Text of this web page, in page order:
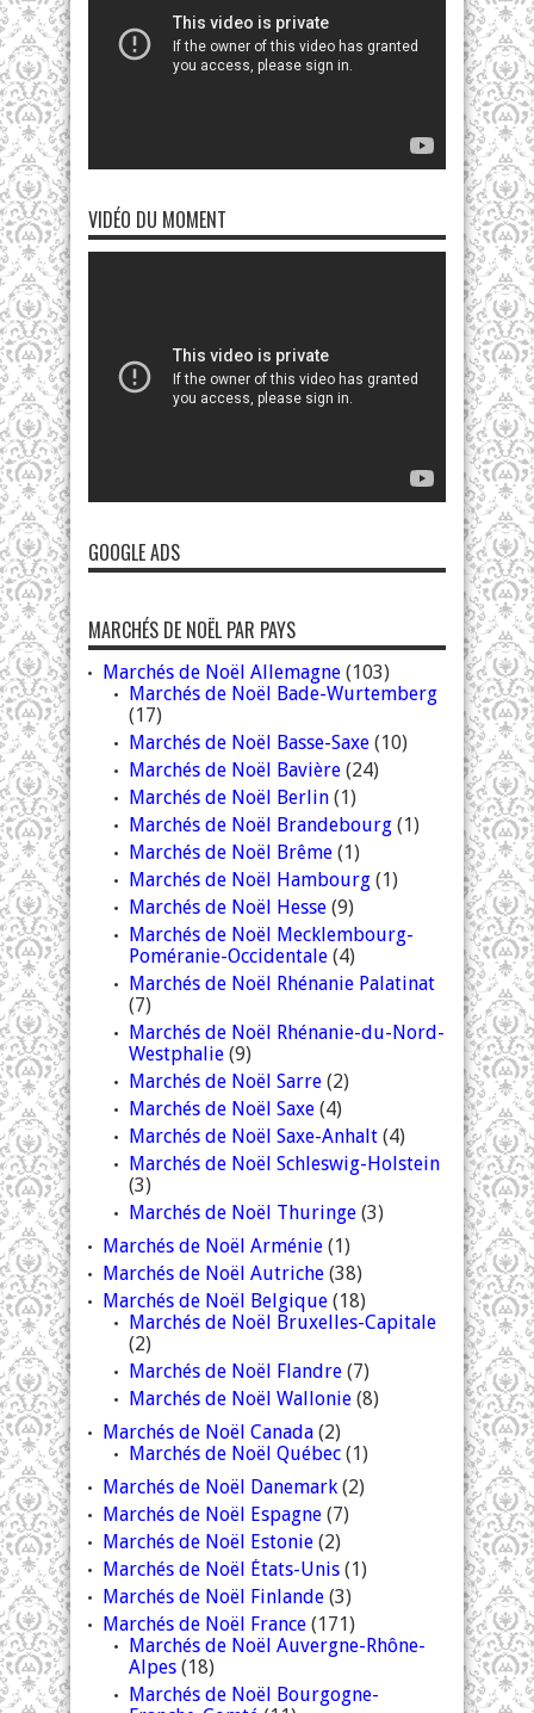
VIDÉO DU MOMENT
GOOGLE ADS
MARCHÉS DE NOËL PAR PAYS
Marchés de Noël Allemagne (103)
Marchés de Noël Bade-Wurtemberg
(17)
Marchés de Noël Basse-Saxe (10)
Marchés de Noël Bavière (24)
Marchés de Noël Berlin (1)
Marchés de Noël Brandebourg (1)
Marchés de Noël Brême (1)
Marchés de Noël Hambourg (1)
Marchés de Noël Hesse (9)
Marchés de Noël Mecklembourg-
Poméranie-Occidentale (4)
Marchés de Noël Rhénanie Palatinat
(7)
Marchés de Noël Rhénanie-du-Nord-
Westphalie (9)
Marchés de Noël Sarre (2)
Marchés de Noël Saxe (4)
Marchés de Noël Saxe-Anhalt (4)
Marchés de Noël Schleswig-Holstein
(3)
Marchés de Noël Thuringe (3)
Marchés de Noël Arménie (1)
Marchés de Noël Autriche (38)
Marchés de Noël Belgique (18)
Marchés de Noël Bruxelles-Capitale
(2)
Marchés de Noël Flandre (7)
Marchés de Noël Wallonie (8)
Marchés de Noël Canada (2)
Marchés de Noël Québec (1)
Marchés de Noël Danemark (2)
Marchés de Noël Espagne (7)
Marchés de Noël Estonie (2)
Marchés de Noël États-Unis (1)
Marchés de Noël Finlande (3)
Marchés de Noël France (171)
Marchés de Noël Auvergne-Rhône-
Alpes (18)
Marchés de Noël Bourgogne-